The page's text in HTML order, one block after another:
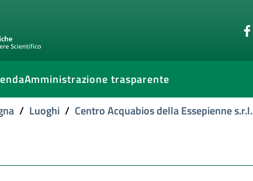
Amministrazione trasparente
/ Luoghi / Centro Acquabios della Essepienne s.r.l.